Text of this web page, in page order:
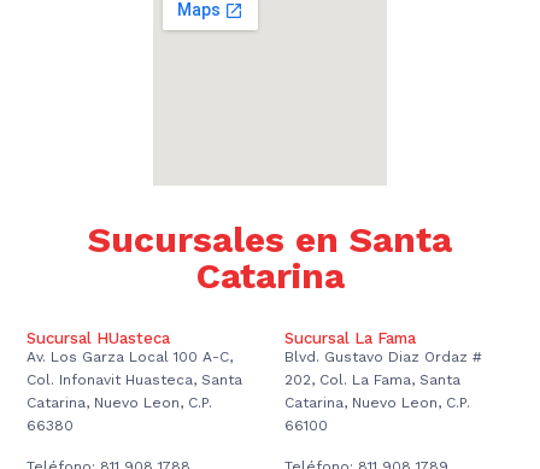
Sucursales en Santa
Catarina
Sucursal HUasteca
Av. Los Garza Local 100 A-C,
Col. Infonavit Huasteca, Santa
Catarina, Nuevo Leon, C.P.
66380
Sucursal La Fama
Blvd. Gustavo Diaz Ordaz #
202, Col. La Fama, Santa
Catarina, Nuevo Leon, C.P.
66100